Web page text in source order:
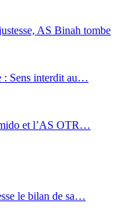
AS Binah tombe
: Sens interdit au…
et l’AS OTR…
le bilan de sa…